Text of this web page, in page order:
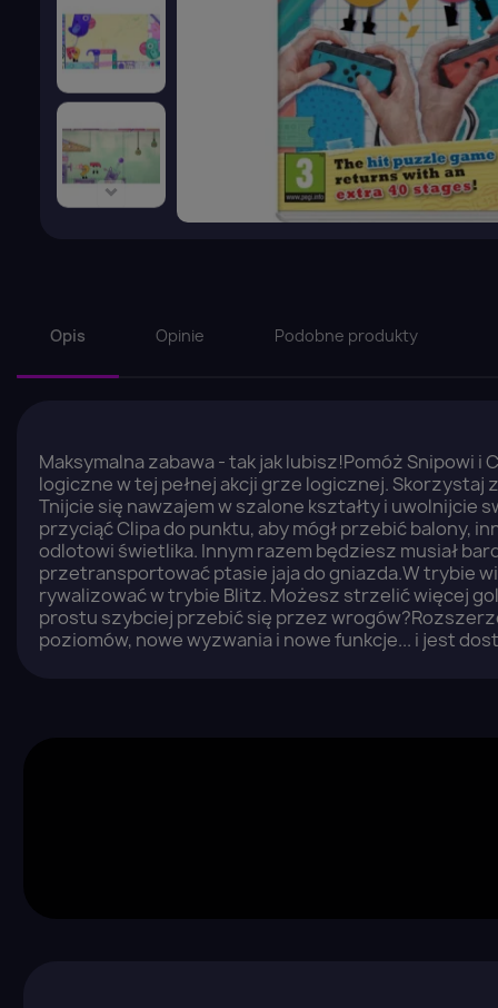
Opis Opinie Podobne produkty
Maksymalna zabawa - tak jak lubisz!Pomóż Snipowi
logiczne w tej pełnej akcji grze logicznej.
Tnijcie się nawzajem w szalone kształty i uwolnijcie
przyciąć Clipa do punktu, aby mógł przebić balony,
odlotowi świetlika. Innym razem będziesz musiał
przetransportować ptasie jaja do gniazda.W trybie
rywalizować w trybie Blitz. Możesz strzelić więcej
prostu szybciej przebić się przez
poziomów, nowe wyzwania i nowe funkcje... i jest